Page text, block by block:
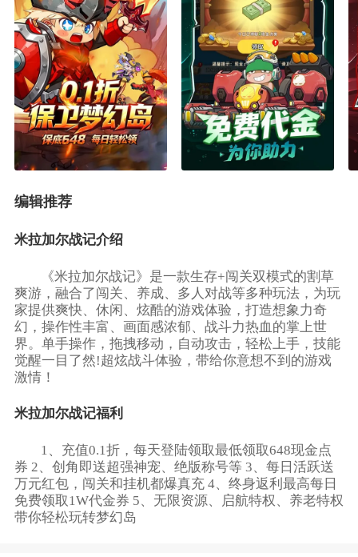
编辑推荐
米拉加尔战记介绍
《米拉加尔战记》是一款生存+闯关双模式的割草
爽游，融合了闯关、养成、多人对战等多种玩法，为玩
家提供爽快、休闲、炫酷的游戏体验，打造想象力奇
幻，操作性丰富、画面感浓郁、战斗力热血的掌上世
界。单手操作，拖拽移动，自动攻击，轻松上手，技能
觉醒一目了然!超炫战斗体验，带给你意想不到的游戏
激情！
米拉加尔战记福利
1、充值0.1折，每天登陆领取最低领取648现金点
券 2、创角即送超强神宠、绝版称号等 3、每日活跃送
万元红包，闯关和挂机都爆真充 4、终身返利最高每日
免费领取1W代金券 5、无限资源、启航特权、养老特权
带你轻松玩转梦幻岛